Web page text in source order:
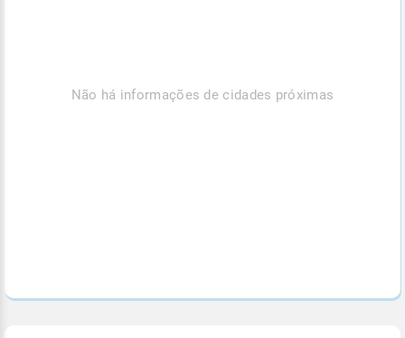
Não há informações de cidades próximas